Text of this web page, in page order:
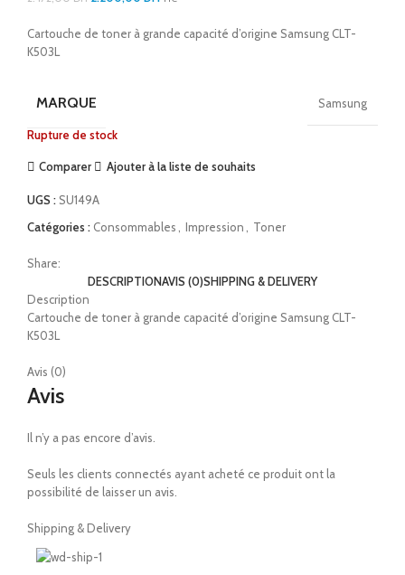
Cartouche de toner à grande capacité d’origine Samsung CLT-
K503L
MARQUE Samsung
Rupture de stock
Comparer Ajouter à la liste de souhaits
UGS : SU149A
Catégories : Consommables, Impression, Toner
Share:
DESCRIPTIONAVIS (0)SHIPPING & DELIVERY
Description
Cartouche de toner à grande capacité d’origine Samsung CLT-
K503L
Avis (0)
Avis
Il n’y a pas encore d’avis.
Seuls les clients connectés ayant acheté ce produit ont la
possibilité de laisser un avis.
Shipping & Delivery